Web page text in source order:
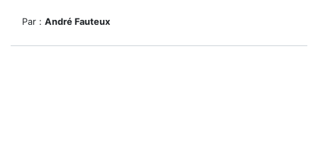
Par : André Fauteux